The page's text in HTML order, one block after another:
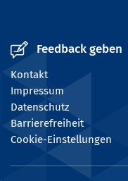
Feedback geben
Kontakt
Impressum
Datenschutz
Barrierefreiheit
Cookie-Einstellungen